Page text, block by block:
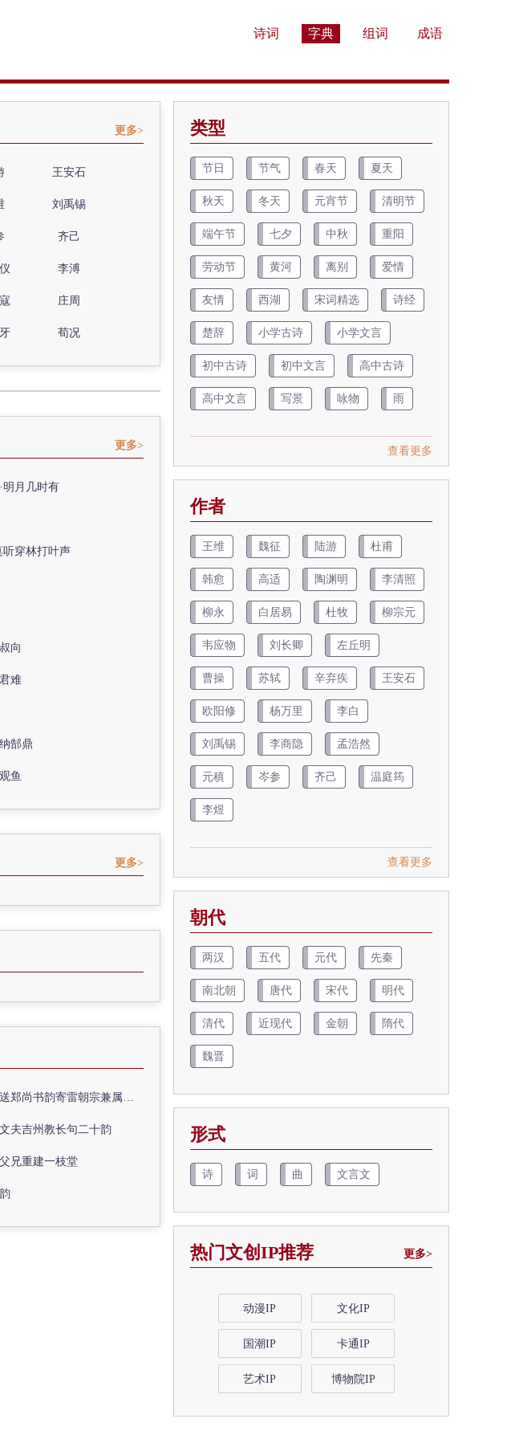
诗词 字典 组词 成语
更多>
王安石
刘禹锡
齐己
李溥
庄周
荀况
更多>
明月几时有
听穿林打叶声
向
难
郜鼎
鱼
更多>
尚书韵寄雷朝宗兼属欧阳全真
夫吉州教长句二十韵
兄重建一枝堂
类型
节日 节气 春天 夏天
秋天 冬天 元宵节 清明节
端午节 七夕 中秋 重阳
劳动节 黄河 离别 爱情
友情 西湖 宋词精选 诗经
楚辞 小学古诗 小学文言
初中古诗 初中文言 高中古诗
高中文言 写景 咏物 雨
查看更多
作者
王维 魏征 陆游 杜甫
韩愈 高适 陶渊明 李清照
柳永 白居易 杜牧 柳宗元
韦应物 刘长卿 左丘明
曹操 苏轼 辛弃疾 王安石
欧阳修 杨万里 李白
刘禹锡 李商隐 孟浩然
元稹 岑参 齐己 温庭筠
李煜
查看更多
朝代
两汉 五代 元代 先秦
南北朝 唐代 宋代 明代
清代 近现代 金朝 隋代
魏晋
形式
诗 词 曲 文言文
热门文创IP推荐 更多>
动漫IP 文化IP
国潮IP 卡通IP
艺术IP 博物院IP